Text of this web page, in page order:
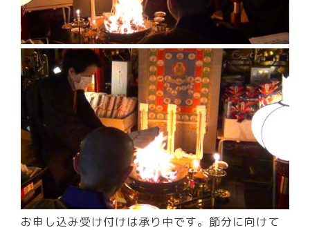
お申し込み受け付けは承り中です。節分に向けて